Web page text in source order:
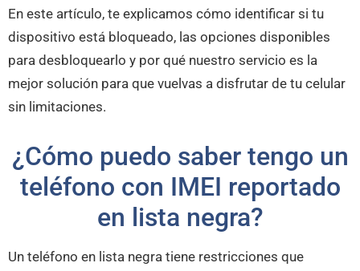
En este artículo, te explicamos cómo identificar si tu
dispositivo está bloqueado, las opciones disponibles
para desbloquearlo y por qué nuestro servicio es la
mejor solución para que vuelvas a disfrutar de tu celular
sin limitaciones.
¿Cómo puedo saber tengo un
teléfono con IMEI reportado
en lista negra?
Un teléfono en lista negra tiene restricciones que